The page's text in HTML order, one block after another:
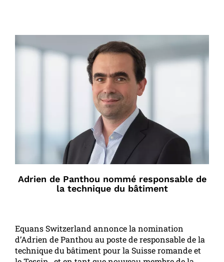
Adrien de Panthou nommé responsable de
la technique du bâtiment
Equans Switzerland annonce la nomination
d’Adrien de Panthou au poste de responsable de la
technique du bâtiment pour la Suisse romande et